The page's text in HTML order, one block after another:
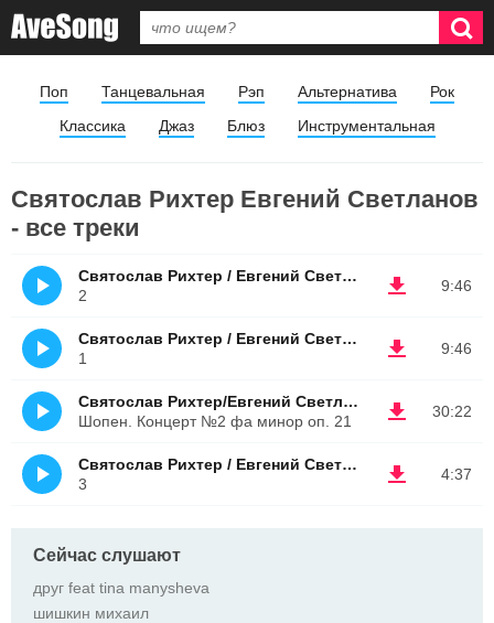
Поп Танцевальная Рэп Альтернатива
Рок
Классика
Джаз Блюз Инструментальная
Святослав Рихтер Евгений Светланов
- все треки
9:46
Святослав Рихтер / Евгений Светланов
2
9:46
Святослав Рихтер / Евгений Светланов
1
30:22
Святослав Рихтер/Евгений Светланов
Шопен. Концерт №2 фа минор oп. 21
4:37
Святослав Рихтер / Евгений Светланов
3
Сейчас слушают
друг feat tina manysheva
шишкин михаил